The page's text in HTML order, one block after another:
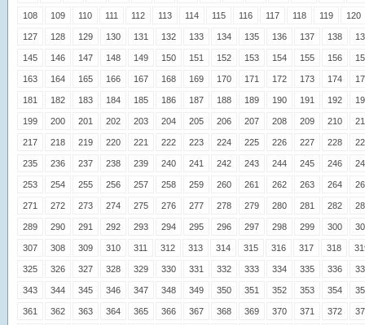
108 109 110 111 112 113 114 115 116 117 118 119 120
127 128 129 130 131 132 133 134 135 136 137 138
145 146 147 148 149 150 151 152 153 154 155 156
163 164 165 166 167 168 169 170 171 172 173 174
181 182 183 184 185 186 187 188 189 190 191 192
199 200 201 202 203 204 205 206 207 208 209 210
217 218 219 220 221 222 223 224 225 226 227 228
235 236 237 238 239 240 241 242 243 244 245 246
253 254 255 256 257 258 259 260 261 262 263 264
271 272 273 274 275 276 277 278 279 280 281 282
289 290 291 292 293 294 295 296 297 298 299 300
307 308 309 310 311 312 313 314 315 316 317 318
325 326 327 328 329 330 331 332 333 334 335 336
343 344 345 346 347 348 349 350 351 352 353 354
361 362 363 364 365 366 367 368 369 370 371 372